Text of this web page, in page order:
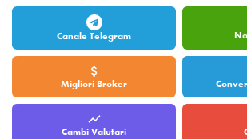
Canale Telegram
Migliori Broker
Cambi Valutari